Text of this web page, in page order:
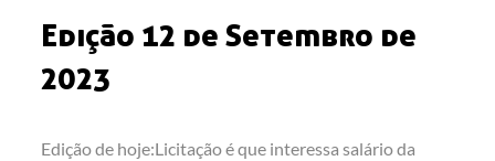
Edição 12 de Setembro de
2023
Edição de hoje:Licitação é que interessa salário da